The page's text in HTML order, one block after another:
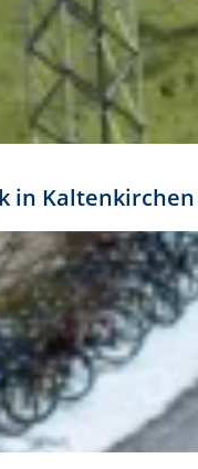
in Kaltenkirchen